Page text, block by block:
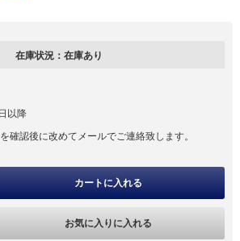
在庫状況： 在庫あり
以降
確認後に改めてメールでご連絡致します。
カートに入れる
お気に入りに入れる